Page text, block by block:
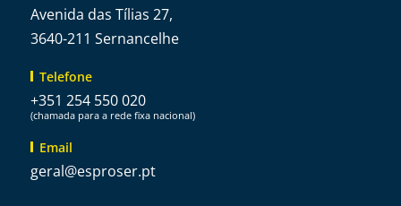
Avenida das Tílias 27,
3640-211 Sernancelhe
Telefone
+351 254 550 020
(chamada para a rede fixa nacional)
Email
tp.resorpse
@lareg